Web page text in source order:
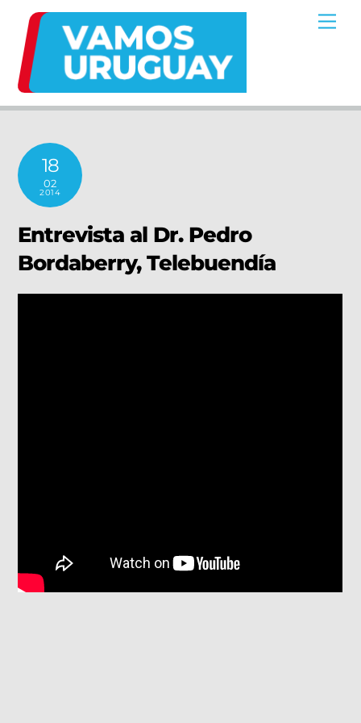
content
18
02
2014
Entrevista al Dr. Pedro
Bordaberry, Telebuendía